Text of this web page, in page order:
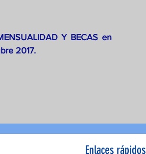
Y BECAS en
2017.
Enlaces rápidos